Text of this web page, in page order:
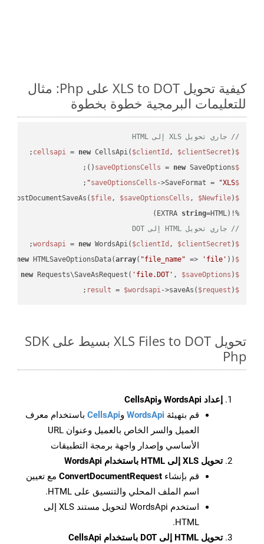
كيفية تحويل XLS to DOT على Php: مثال
للتعليمات البرمجية خطوة بخطوة
// جاري تحويل XLS إلى HTML
$cellsapi
= new CellsApi( $clientId , $clientSecret );
$saveOptionsCells
= new SaveOptions();
$saveOptionsCells
->SaveFormat = "XLS"
;
$cellsApiResult
$file, $saveOptionsCells , $Newfile
%!(EXTRA
string=HTML)
// جاري تحويل HTML إلى DOT
$wordsapi
= new WordsApi( $clientId , $clientSecret );
$saveOptions
new HTMLSaveOptionsData(array( "file_name" => 'file' ));
$request
new Requests\SaveAsRequest( 'file.DOT' , $saveOptions );
$result
= $wordsapi->saveAs( $request );
تحويل XLS Files to DOT بسيط على SDK
Php
إعداد WordsApi وCellsApi
قم بتهيئة WordsApi وCellsApi باستخدام معرف
العميل والسر الخاص بالعميل وعنوان URL
الأساسي وإصدار واجهة برمجة التطبيقات
تحويل XLS إلى HTML باستخدام WordsApi
قم بإنشاء ConvertDocumentRequest مع تعيين
اسم الملف المحلي والتنسيق على HTML.
استخدم WordsApi لتحويل مستند XLS إلى
HTML.
تحويل HTML إلى DOT باستخدام CellsApi